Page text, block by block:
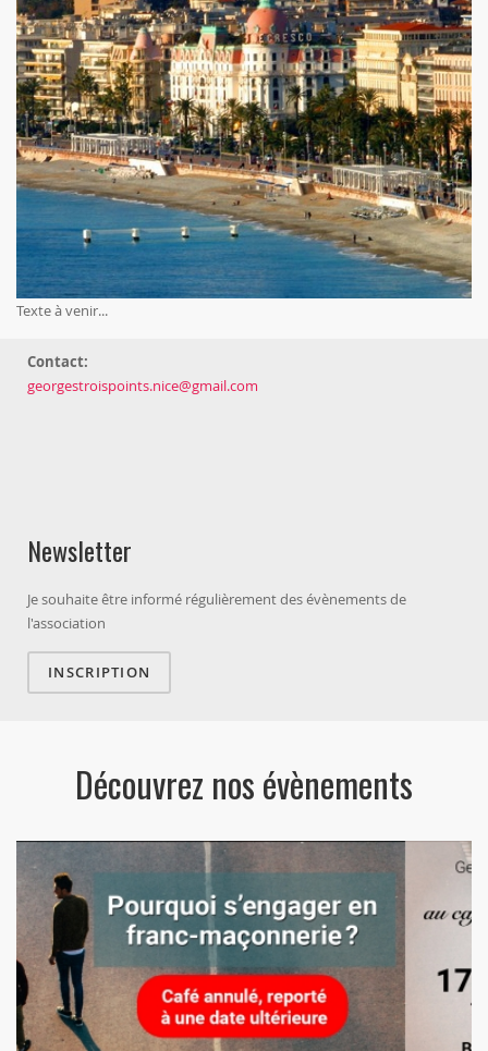
Texte à venir...
Contact:
georgestroispoints.nice@gmail.com
Newsletter
Je souhaite être informé régulièrement des évènements de
l'association
INSCRIPTION
Découvrez nos évènements